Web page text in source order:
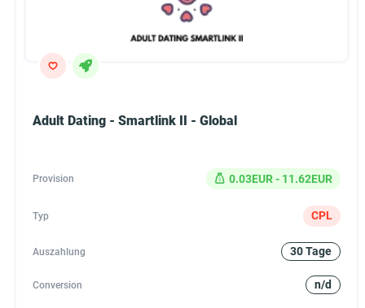
Adult Dating - Smartlink II - Global
Provision 0.03EUR - 11.62EUR
Typ CPL
Auszahlung 30 Tage
Conversion n/d